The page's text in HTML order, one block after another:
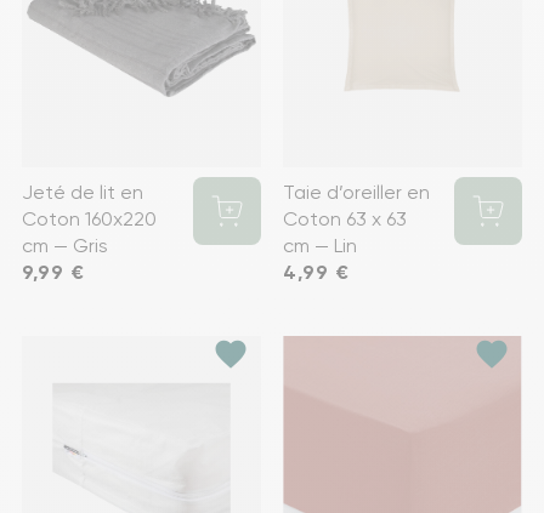
Jeté de lit en
Coton 160x220
cm — Gris
Prix
9,99 €
Taie d’oreiller en
Coton 63 x 63
cm — Lin
Prix
4,99 €
favorite favorite